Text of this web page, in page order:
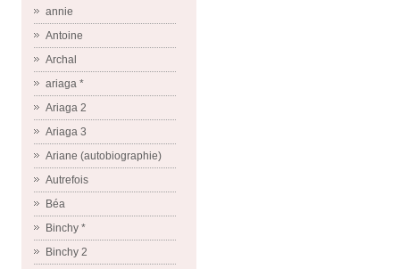
annie
Antoine
Archal
ariaga *
Ariaga 2
Ariaga 3
Ariane (autobiographie)
Autrefois
Béa
Binchy *
Binchy 2